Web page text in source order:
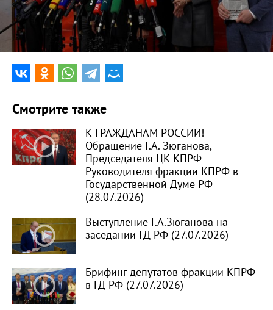
Смотрите также
К ГРАЖДАНАМ РОССИИ!
Обращение Г.А. Зюганова,
Председателя ЦК КПРФ
Руководителя фракции КПРФ в
Государственной Думе РФ
(28.07.2026)
Выступление Г.А.Зюганова на
заседании ГД РФ (27.07.2026)
Брифинг депутатов фракции КПРФ
в ГД РФ (27.07.2026)